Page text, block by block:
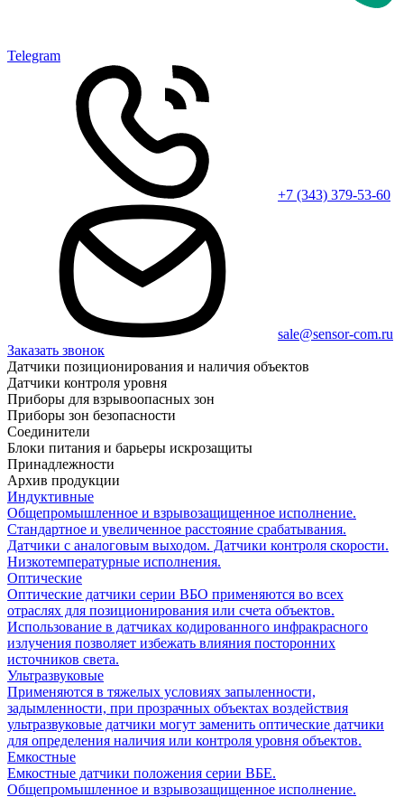
Telegram
+7 (343) 379-53-60
sale@sensor-com.ru
Заказать звонок
Датчики позиционирования и наличия объектов
Датчики контроля уровня
Приборы для взрывоопасных зон
Приборы зон безопасности
Соединители
Блоки питания и барьеры искрозащиты
Принадлежности
Архив продукции
Индуктивные
Общепромышленное и взрывозащищенное исполнение.
Стандартное и увеличенное расстояние срабатывания.
Датчики с аналоговым выходом. Датчики контроля скорости.
Низкотемпературные исполнения.
Оптические
Оптические датчики серии ВБО применяются во всех
отраслях для позиционирования или счета объектов.
Использование в датчиках кодированного инфракрасного
излучения позволяет избежать влияния посторонних
источников света.
Ультразвуковые
Применяются в тяжелых условиях запыленности,
задымленности, при прозрачных объектах воздействия
ультразвуковые датчики могут заменить оптические датчики
для определения наличия или контроля уровня объектов.
Емкостные
Емкостные датчики положения серии ВБЕ.
Общепромышленное и взрывозащищенное исполнение.